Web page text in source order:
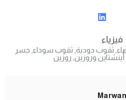
فيزياء
ثقوب دودية ثقوب سوداء جسر
وروزين روزين
Marwan